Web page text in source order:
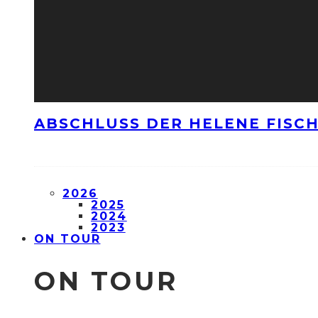
ABSCHLUSS DER HELENE
2026
2025
2024
2023
ON TOUR
ON TOUR